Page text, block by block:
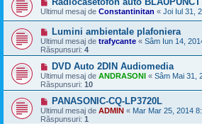
Ultimul mesaj de Constantinitan « Joi Iul 31,
Lumini ambientale plafoniera
Ultimul mesaj de trafycante « Sâm Iun 14,
Răspunsuri: 4
DVD Auto 2DIN Audiomedia
Ultimul mesaj de ANDRASONI « Sâm Mai 31,
Răspunsuri: 10
PANASONIC-CQ-LP3720L
Ultimul mesaj de ADMIN « Mar Mar 25, 2014
Răspunsuri: 1